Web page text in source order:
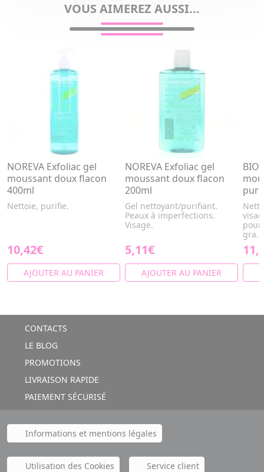
VOUS AIMEREZ AUSSI...
NOREVA Exfoliac gel
moussant doux flacon
400ml
Nettoie, purifie.
10,42€
AJOUTER AU PANIER
NOREVA Exfoliac gel
moussant doux flacon
200ml
Gel nettoyant/purifiant.
Peaux à imperfections.
Visage.
5,11€
AJOUTER AU PANIER
pour
gra...
CONTACTS
LE BLOG
PROMOTIONS
LIVRAISON RAPIDE
PAIEMENT SÉCURISÉ
Informations et mentions légales
Utilisation des Cookies Service client